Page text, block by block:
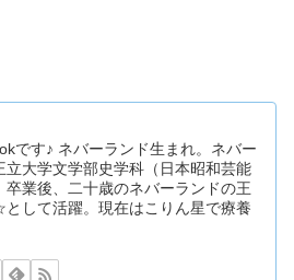
です♪ ネバーランド生まれ。ネバー
立大学文学部史学科（日本昭和芸能
卒業後、二十歳のネバーランドの王
して活躍。現在はこりん星で療養